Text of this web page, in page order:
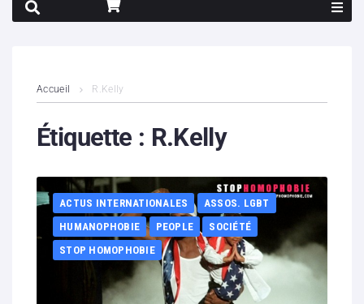
Contenus litigieux
Boutique
Partenaires
Accueil R.Kelly
Étiquette : R.Kelly
ACTUS INTERNATIONALES
ASSOS. LGBT
HUMANOPHOBIE
PEOPLE
SOCIÉTÉ
STOP HOMOPHOBIE